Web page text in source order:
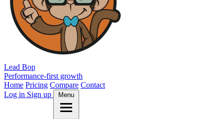
Lead Bop
Performance-first growth
Home Pricing Compare Contact
Log in Sign up Menu